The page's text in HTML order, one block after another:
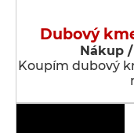
Dubový
Nákup
Koupím dubový